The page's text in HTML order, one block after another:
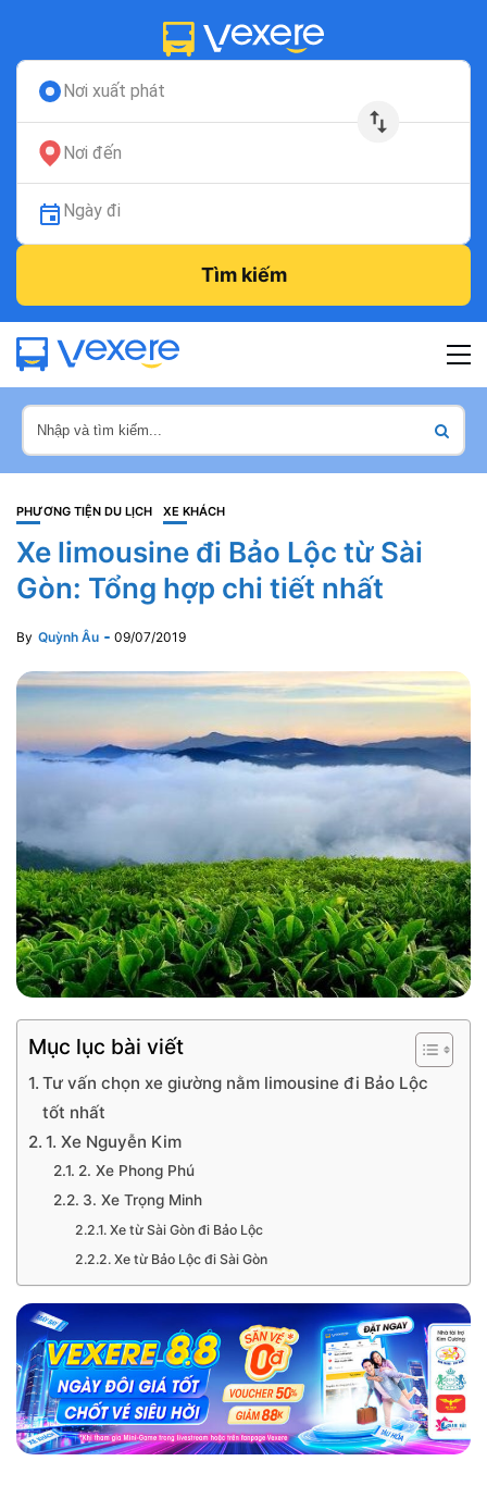
Nơi xuất phát
Nơi đến
Ngày đi
Tìm kiếm
PHƯƠNG TIỆN DU LỊCH XE KHÁCH
Xe limousine đi Bảo Lộc từ Sài
Gòn: Tổng hợp chi tiết nhất
By Quỳnh Âu 09/07/2019
Mục lục bài viết
Tư vấn chọn xe giường nằm limousine đi Bảo Lộc
tốt nhất
1. Xe Nguyễn Kim
2. Xe Phong Phú
3. Xe Trọng Minh
Xe từ Sài Gòn đi Bảo Lộc
Xe từ Bảo Lộc đi Sài Gòn